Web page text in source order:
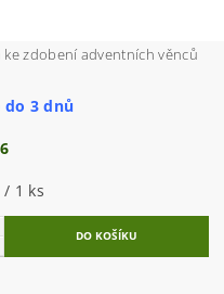
zdobení adventních věnců
3 dnů
/ 1 ks